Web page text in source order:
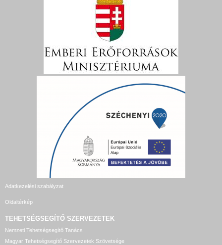
Adatkezelési szabályzat
Oldaltérkép
TEHETSÉGSEGÍTŐ SZERVEZETEK
Nemzeti Tehetségsegítő Tanács
Magyar Tehetségsegítő Szervezetek Szövetsége